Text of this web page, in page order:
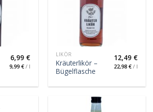
6,99 €
9,99 €/ l
LIKÖR
Kräuterlikör –
Bügelflasche
12,49 €
22,98 €/ l